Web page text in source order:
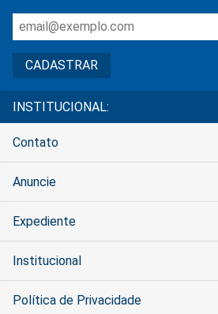
INSTITUCIONAL:
Contato
Anuncie
Expediente
Institucional
Política de Privacidade